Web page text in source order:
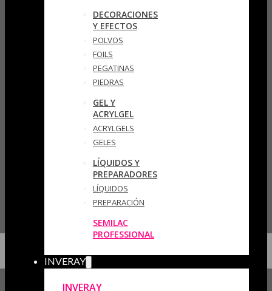
DECORACIONES
Y EFECTOS
POLVOS
FOILS
PEGATINAS
PIEDRAS
GEL Y
ACRYLGEL
ACRYLGELS
GELES
LÍQUIDOS Y
PREPARADORES
LÍQUIDOS
PREPARACIÓN
SEMILAC
PROFESSIONAL
INVERAY
INVERAY